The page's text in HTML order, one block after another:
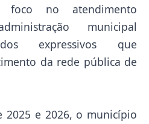
foco no atendimento
municipal
expressivos que
da rede pública de
2025 e 2026, o município